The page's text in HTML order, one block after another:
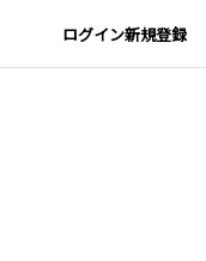
ログイン新規登録